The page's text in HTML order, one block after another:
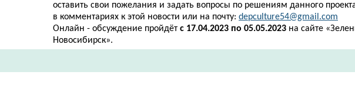
оставить свои пожелания и задать вопросы по решениям данного
в комментариях к этой новости или на почту: depculture54@gmail.com
Онлайн - обсуждение пройдёт с 17.04.2023 по 05.05.2023 на сайте
Новосибирск».